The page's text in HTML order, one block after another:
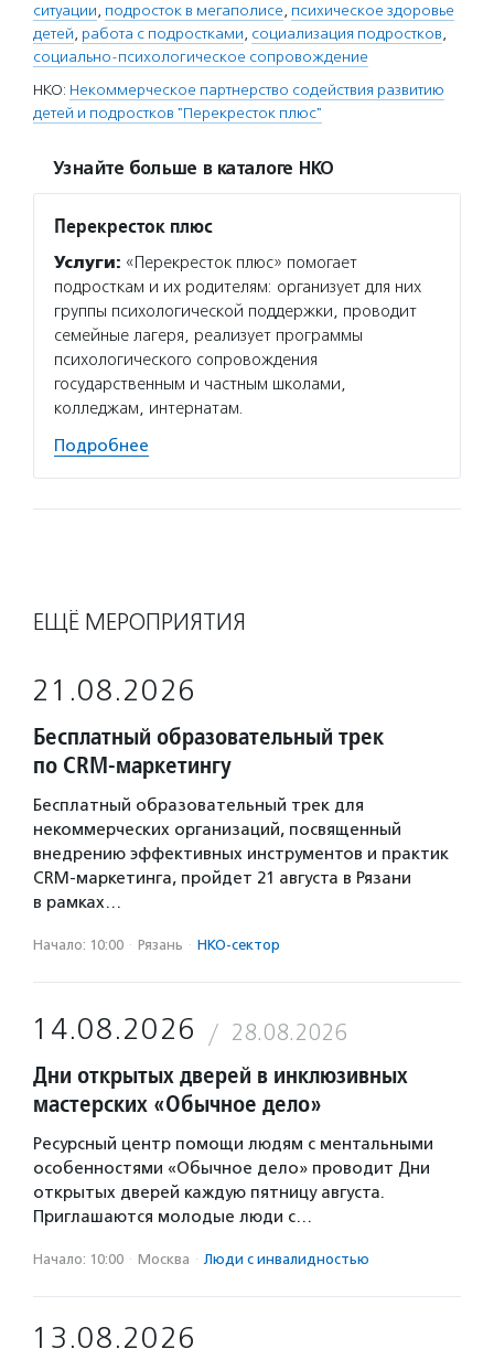
ситуации, подросток в мегаполисе, психическое здоровье
детей, работа с подростками, социализация подростков,
социально-психологическое сопровождение
НКО: Некоммерческое партнерство содействия развитию
детей и подростков "Перекресток плюс"
Узнайте больше в каталоге НКО
Перекресток плюс
Услуги: «Перекресток плюс» помогает
подросткам и их родителям: организует для них
группы психологической поддержки, проводит
семейные лагеря, реализует программы
психологического сопровождения
государственным и частным школами,
колледжам, интернатам.
Подробнее
ЕЩЁ МЕРОПРИЯТИЯ
21.08.2026
Бесплатный образовательный трек
по CRM-маркетингу
Бесплатный образовательный трек для
некоммерческих организаций, посвященный
внедрению эффективных инструментов и практик
CRM-маркетинга, пройдет 21 августа в Рязани
в рамках…
Начало: 10:00 · Рязань · НКО-сектор
14.08.2026 28.08.2026
Дни открытых дверей в инклюзивных
мастерских «Обычное дело»
Ресурсный центр помощи людям с ментальными
особенностями «Обычное дело» проводит Дни
открытых дверей каждую пятницу августа.
Приглашаются молодые люди с…
Начало: 10:00 · Москва · Люди с инвалидностью
13.08.2026